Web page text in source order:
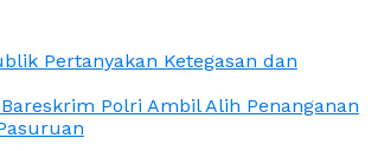
Pertanyakan Ketegasan dan
Polri Ambil Alih Penanganan